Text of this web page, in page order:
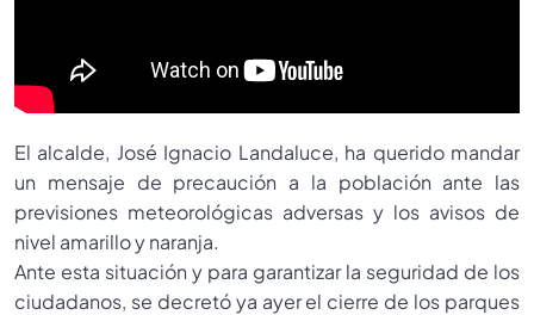
El alcalde, José Ignacio Landaluce, ha querido mandar
un mensaje de precaución a la población ante las
previsiones meteorológicas adversas y los avisos de
nivel amarillo y naranja.
Ante esta situación y para garantizar la seguridad de los
ciudadanos, se decretó ya ayer el cierre de los parques